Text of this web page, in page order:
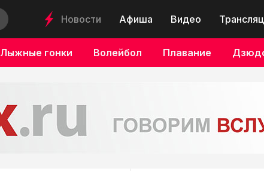
Новости Афиша Видео
Лыжные гонки Волейбол Плавание